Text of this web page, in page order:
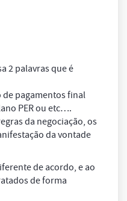
2 palavras que é
de pagamentos final
PER ou etc….
da negociação, os
da vontade
de acordo, e ao
de forma